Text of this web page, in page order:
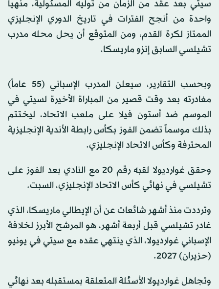
سيتي بعد عقد من الزمان من توليه المسئولية، منهياً
واحدة من أنجح الفترات في تاريخ الدوري الإنجليزي
الممتاز لكرة القدم، ومن المتوقع أن يحل محله مدرب
تشيلسي السابق إنزو ماريسكا.
وبحسب التقارير، سيعلن المدرب الإسباني (55 عاماً)
مغادرته بعد وقت قصير من المباراة الأخيرة لسيتي في
الموسم ضد أستون فيلا على ملعب الاتحاد، ليختتم
بذلك موسماً تضمن الفوز بكأس رابطة الأندية الإنجليزية
المحترفة وكأس الاتحاد الإنجليزي.
وحقق غوارديولا لقبه رقم 20 مع النادي بعد الفوز على
تشيلسي في نهائي كأس الاتحاد الإنجليزي، السبت.
وترددت منذ أشهر شائعات عن أن الإيطالي ماريسكا، الذي
غادر تشيلسي قبل أربعة أشهر، هو المرشح الأبرز لخلافة
الإسباني غوارديولا، الذي ينتهي عقده مع سيتي في يونيو
(حزيران) 2027.
وتجاهل غوارديولا الأسئلة المتعلقة بمستقبله بعد نهائي